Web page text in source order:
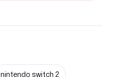
nintendo switch 2